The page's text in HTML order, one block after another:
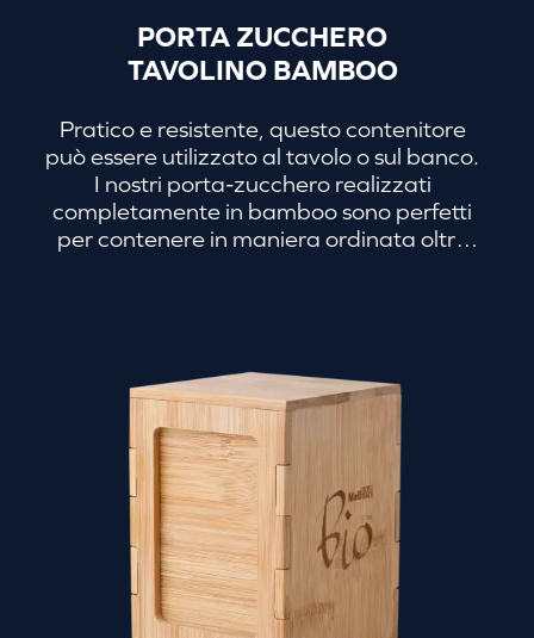
PORTA ZUCCHERO
TAVOLINO BAMBOO
Pratico e resistente, questo contenitore
può essere utilizzato al tavolo o sul banco.
I nostri porta-zucchero realizzati
completamente in bamboo sono perfetti
per contenere in maniera ordinata oltre